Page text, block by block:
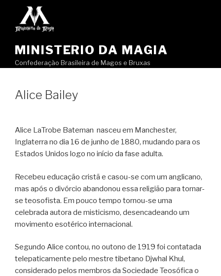
MINISTERIO DA MAGIA
Confederação Brasileira de Magos e Bruxas
Alice Bailey
Alice LaTrobe Bateman nasceu em Manchester,
Inglaterra no dia 16 de junho de 1880, mudando para os
Estados Unidos logo no início da fase adulta.
Recebeu educação cristã e casou-se com um anglicano,
mas após o divórcio abandonou essa religião para tornar-
se teosofista. Em pouco tempo tornou-se uma
celebrada autora de misticismo, desencadeando um
movimento esotérico internacional.
Segundo Alice contou, no outono de 1919 foi contatada
telepaticamente pelo mestre tibetano Djwhal Khul,
considerado pelos membros da Sociedade Teosófica o